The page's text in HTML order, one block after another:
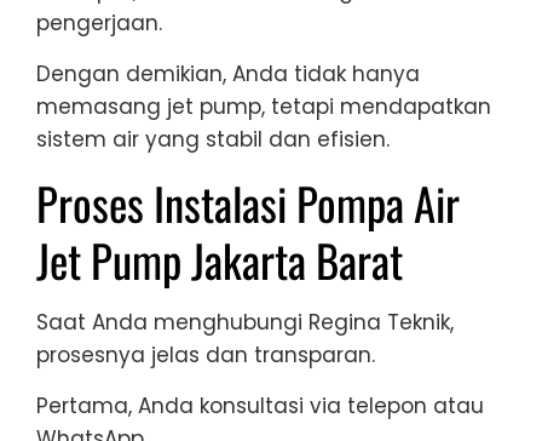
pengerjaan.
Dengan demikian, Anda tidak hanya
memasang jet pump, tetapi mendapatkan
sistem air yang stabil dan efisien.
Proses Instalasi Pompa Air
Jet Pump Jakarta Barat
Saat Anda menghubungi Regina Teknik,
prosesnya jelas dan transparan.
Pertama, Anda konsultasi via telepon atau